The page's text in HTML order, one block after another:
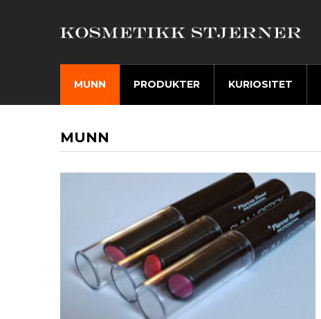
MUNN PRODUKTER KURIOSITET
MUNN